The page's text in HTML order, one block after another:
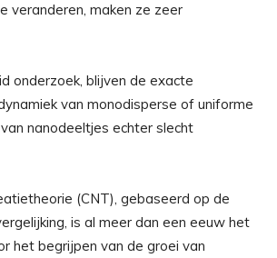
veranderen, maken ze zeer
onderzoek, blijven de exacte
van monodisperse of uniforme
nanodeeltjes echter slecht
(CNT), gebaseerd op de
is al meer dan een eeuw het
het begrijpen van de groei van